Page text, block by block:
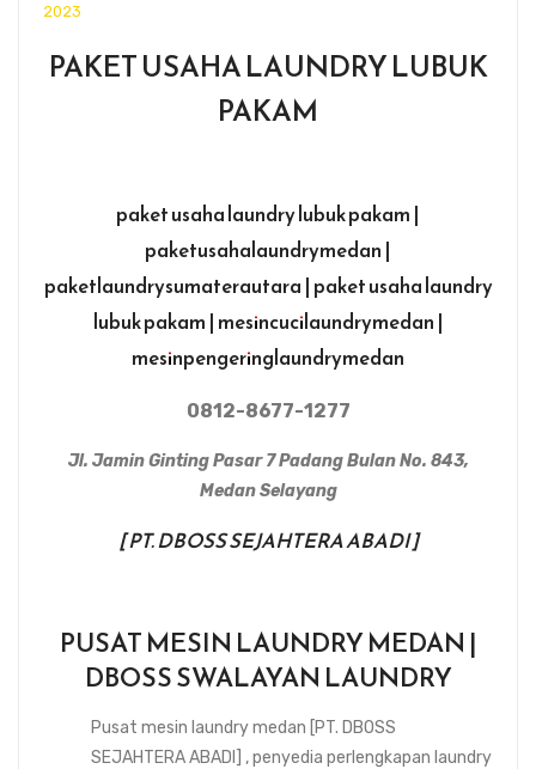
2023
PAKET USAHA LAUNDRY LUBUK
PAKAM
paket usaha laundry lubuk pakam |
paketusahalaundrymedan |
paketlaundrysumaterautara | paket usaha laundry
lubuk pakam | mesincucilaundrymedan |
mesinpengeringlaundrymedan
0812-8677-1277
Jl. Jamin Ginting Pasar 7 Padang Bulan No. 843,
Medan Selayang
[ PT. DBOSS SEJAHTERA ABADI ]
PUSAT MESIN LAUNDRY MEDAN |
DBOSS SWALAYAN LAUNDRY
Pusat mesin laundry medan [PT. DBOSS
SEJAHTERA ABADI] , penyedia perlengkapan laundry